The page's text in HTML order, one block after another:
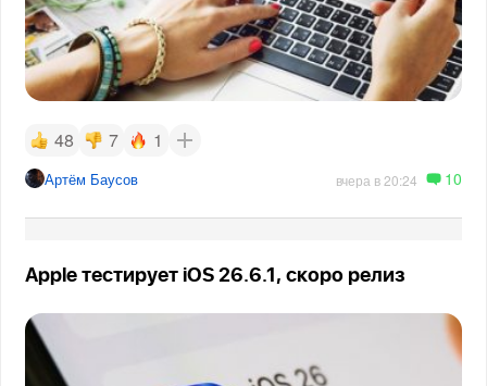
48 7 1
Артём Баусов вчера в 20:24 10
Apple тестирует iOS 26.6.1, скоро релиз